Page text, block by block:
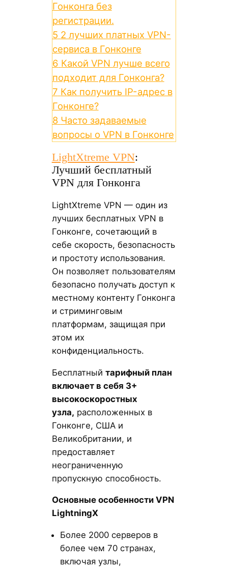
Гонконга без
регистрации.
5 2 лучших платных VPN-
сервиса в Гонконге
6 Какой VPN лучше всего
подходит для Гонконга?
7 Как получить IP-адрес в
Гонконге?
8 Часто задаваемые
вопросы о VPN в Гонконге
LightXtreme VPN:
Лучший бесплатный
VPN для Гонконга
LightXtreme VPN — один из
лучших бесплатных VPN в
Гонконге, сочетающий в
себе скорость, безопасность
и простоту использования.
Он позволяет пользователям
безопасно получать доступ к
местному контенту Гонконга
и стриминговым
платформам, защищая при
этом их
конфиденциальность.
Бесплатный тарифный план
включает в себя 3+
высокоскоростных
узла, расположенных в
Гонконге, США и
Великобритании, и
предоставляет
неограниченную
пропускную способность.
Основные особенности VPN
LightningX
Более 2000 серверов в
более чем 70 странах,
включая узлы,